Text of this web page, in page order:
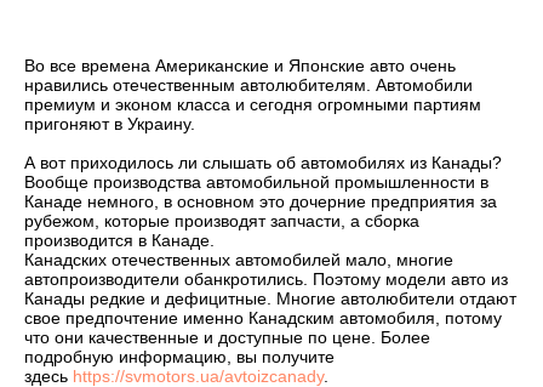
Во все времена Американские и Японские авто очень
нравились отечественным автолюбителям. Автомобили
премиум и эконом класса и сегодня огромными партиям
пригоняют в Украину.
А вот приходилось ли слышать об автомобилях из Канады?
Вообще производства автомобильной промышленности в
Канаде немного, в основном это дочерние предприятия за
рубежом, которые производят запчасти, а сборка
производится в Канаде.
Канадских отечественных автомобилей мало, многие
автопроизводители обанкротились. Поэтому модели авто из
Канады редкие и дефицитные. Многие автолюбители отдают
свое предпочтение именно Канадским автомобиля, потому
что они качественные и доступные по цене. Более
подробную информацию, вы получите
здесь https://svmotors.ua/avtoizcanady.